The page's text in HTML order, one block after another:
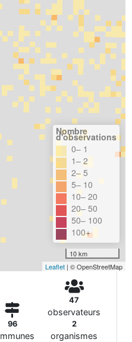
Nombre
d'observations
0– 1
1– 2
2– 5
5– 10
10– 20
20– 50
50– 100
100+
10 km
Leaflet | © OpenStreetMap
96
47
observateurs
2
organismes